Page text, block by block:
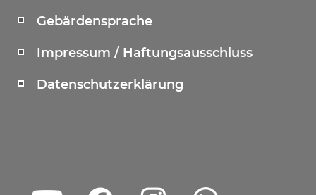
Gebärdensprache
Impressum / Haftungsausschluss
Datenschutzerklärung